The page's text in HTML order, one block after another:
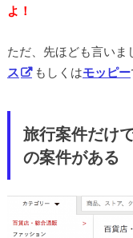
よ！
ただ、先ほども言いま
ス
もしくはモッピー
旅行案件だけ
の案件がある